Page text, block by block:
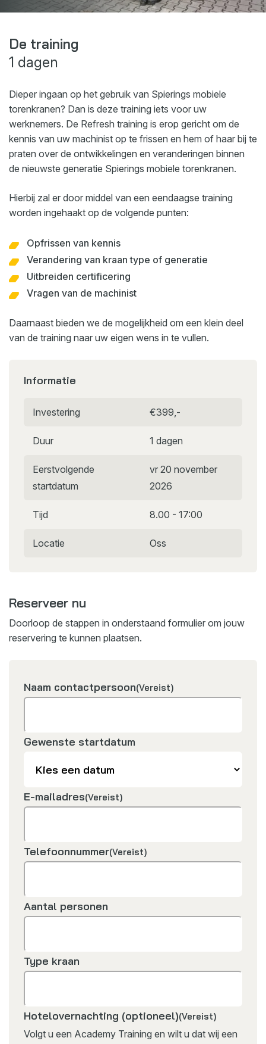
Nieuws
Events
My Spierings
Cookie statement
General terms and conditions
De training
1 dagen
Dieper ingaan op het gebruik van Spierings mobiele
torenkranen? Dan is deze training iets voor uw
werknemers. De Refresh training is erop gericht om de
kennis van uw machinist op te frissen en hem of haar bij te
praten over de ontwikkelingen en veranderingen binnen
de nieuwste generatie Spierings mobiele torenkranen.
Hierbij zal er door middel van een eendaagse training
worden ingehaakt op de volgende punten:
Opfrissen van kennis
Verandering van kraan type of generatie
Uitbreiden certificering
Vragen van de machinist
Daarnaast bieden we de mogelijkheid om een klein deel
van de training naar uw eigen wens in te vullen.
Informatie
Investering €399,-
Duur 1 dagen
Eerstvolgende
startdatum
vr 20 november
2026
Tijd 8.00 - 17:00
Locatie Oss
Reserveer nu
Doorloop de stappen in onderstaand formulier om jouw
reservering te kunnen plaatsen.
Naam contactpersoon(Vereist)
Gewenste startdatum
E-mailadres(Vereist)
Telefoonnummer(Vereist)
Aantal personen
Type kraan
Hotelovernachting (optioneel)(Vereist)
Volgt u een Academy Training en wilt u dat wij een